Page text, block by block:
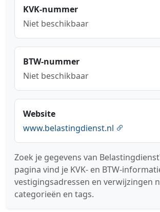
KVK-nummer
Niet beschikbaar
BTW-nummer
Niet beschikbaar
Website
www.belastingdienst.nl
Zoek je gegevens van
pagina vind je KVK- en BTW-
vestigingsadressen en verwijzingen
categorieën en tags.